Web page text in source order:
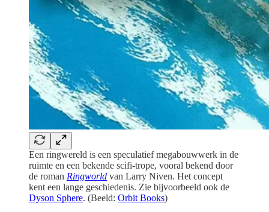
Een ringwereld is een speculatief megabouwwerk in de
ruimte en een bekende scifi-trope, vooral bekend door
de roman Ringworld van Larry Niven. Het concept
kent een lange geschiedenis. Zie bijvoorbeeld ook de
Dyson Sphere. (Beeld: Orbit Books)